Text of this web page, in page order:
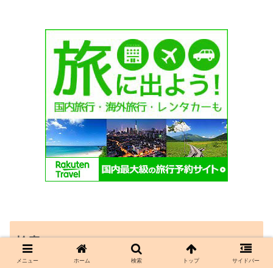
検索
メニュー ホーム 検索 トップ サイドバー